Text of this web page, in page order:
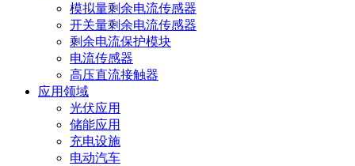
模拟量剩余电流传感器
开关量剩余电流传感器
剩余电流保护模块
电流传感器
高压直流接触器
应用领域
光伏应用
储能应用
充电设施
电动汽车